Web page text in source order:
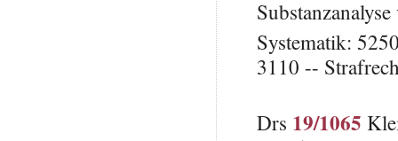
Systematik:
3110 --
Drs 19/1065